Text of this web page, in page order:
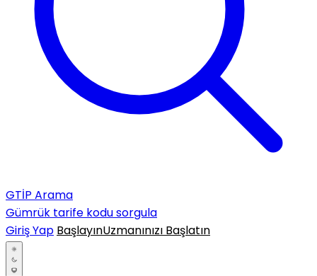
GTİP Arama
Gümrük tarife kodu sorgula
Giriş Yap BaşlayınUzmanınızı Başlatın